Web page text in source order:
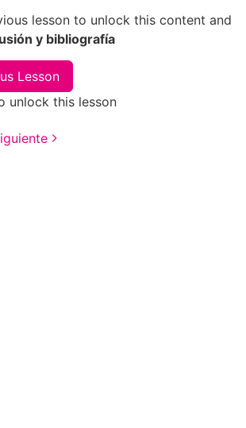
lesson to unlock this content and
y bibliografía
Lesson
unlock this lesson